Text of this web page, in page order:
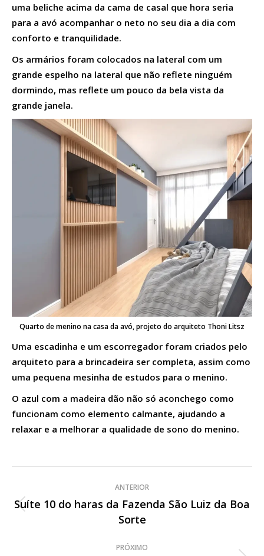
uma beliche acima da cama de casal que hora seria
para a avó acompanhar o neto no seu dia a dia com
conforto e tranquilidade.
Os armários foram colocados na lateral com um
grande espelho na lateral que não reflete ninguém
dormindo, mas reflete um pouco da bela vista da
grande janela.
Quarto de menino na casa da avó, projeto do arquiteto Thoni Litsz
Uma escadinha e um escorregador foram criados pelo
arquiteto para a brincadeira ser completa, assim como
uma pequena mesinha de estudos para o menino.
O azul com a madeira dão não só aconchego como
funcionam como elemento calmante, ajudando a
relaxar e a melhorar a qualidade de sono do menino.
Navegação
de
ANTERIOR
Post
anterior:
Suíte 10 do haras da Fazenda São Luiz da Boa
Sorte
PRÓXIMO